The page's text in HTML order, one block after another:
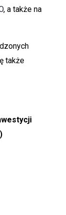
, a także na
także